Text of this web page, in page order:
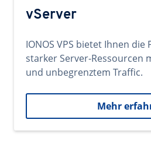
vServer
IONOS VPS bietet Ihnen
starker Server-Ressourcen
und unbegrenztem Traffic.
Mehr